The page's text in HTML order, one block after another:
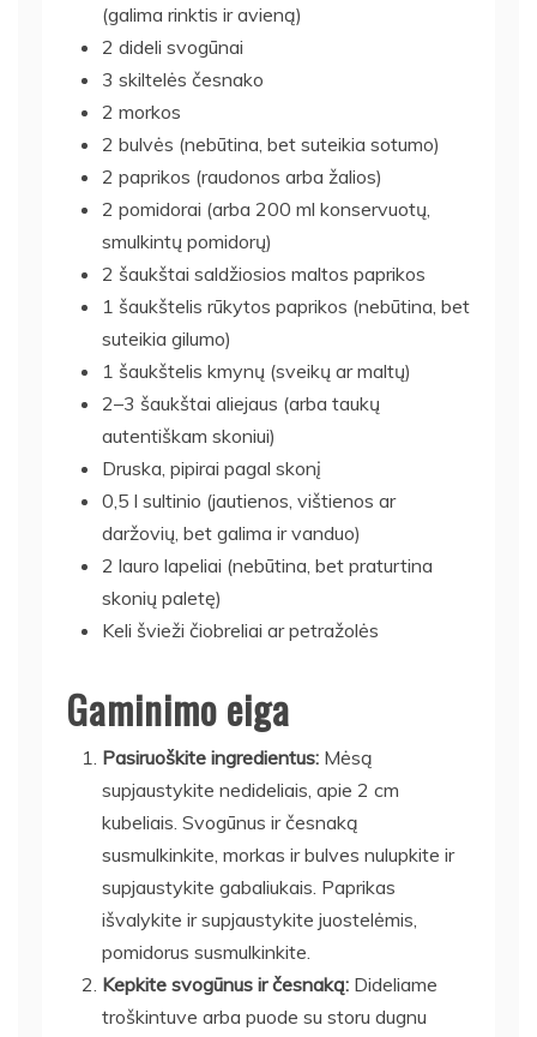
(galima rinktis ir avieną)
2 dideli svogūnai
3 skiltelės česnako
2 morkos
2 bulvės (nebūtina, bet suteikia sotumo)
2 paprikos (raudonos arba žalios)
2 pomidorai (arba 200 ml konservuotų,
smulkintų pomidorų)
2 šaukštai saldžiosios maltos paprikos
1 šaukštelis rūkytos paprikos (nebūtina, bet
suteikia gilumo)
1 šaukštelis kmynų (sveikų ar maltų)
2–3 šaukštai aliejaus (arba taukų
autentiškam skoniui)
Druska, pipirai pagal skonį
0,5 l sultinio (jautienos, vištienos ar
daržovių, bet galima ir vanduo)
2 lauro lapeliai (nebūtina, bet praturtina
skonių paletę)
Keli švieži čiobreliai ar petražolės
Gaminimo eiga
Pasiruoškite ingredientus: Mėsą
supjaustykite nedideliais, apie 2 cm
kubeliais. Svogūnus ir česnaką
susmulkinkite, morkas ir bulves nulupkite ir
supjaustykite gabaliukais. Paprikas
išvalykite ir supjaustykite juostelėmis,
pomidorus susmulkinkite.
Kepkite svogūnus ir česnaką: Dideliame
troškintuve arba puode su storu dugnu